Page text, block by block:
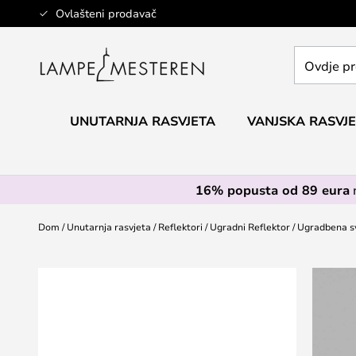
Ovlašteni prodavač
Skip
to
pretražite
trgovinu...
UNUTARNJA RASVJETA VANJSKA
16% popusta od 89 eura
Dom Unutarnja rasvjeta Reflektori Ugradni Reflektor Ugradbena